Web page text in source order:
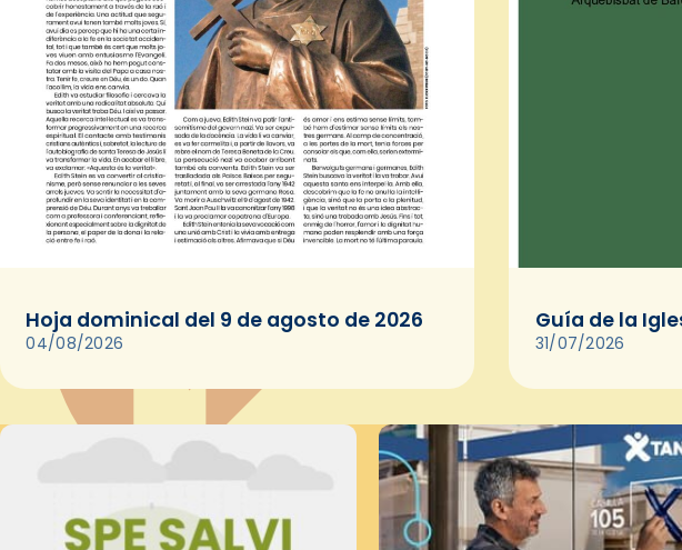
Hoja dominical del 9 de agosto de 2026
04/08/2026
Guía de la
31/07/2026